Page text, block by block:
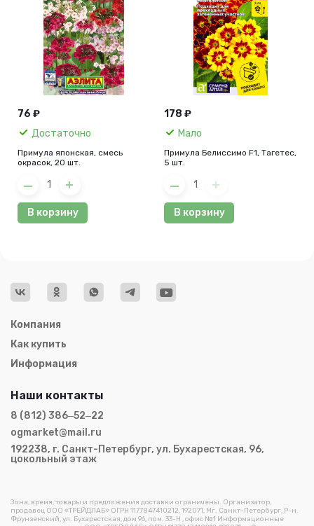
76 ₽
Достаточно
Примула японская, смесь
окрасок, 20 шт.
В корзину
178 ₽
Мало
Примула Белиссимо F1, Тагетес,
5 шт.
В корзину
Компания
Как купить
Информация
Зона, время, товары и предложения доставки ограничены. Организатор,
продавец ООО «ТРЕЙДЛАБ» ОГРН 1177847410212, 192071, Мг. Санкт-Петербург, Р-н.
Фрунзенский, ул. Бухарестская, дом 96, пом. 33-Н , офис №1 Информационные
Наши контакты
8 (812) 386‒52‒22
ogmarket@mail.ru
192238, г. Санкт-Петербург, ул. Бухарестская, 96,
цокольный этаж